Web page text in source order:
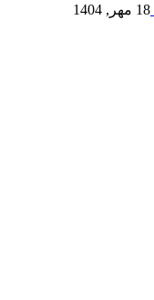
18 مهر, 1404